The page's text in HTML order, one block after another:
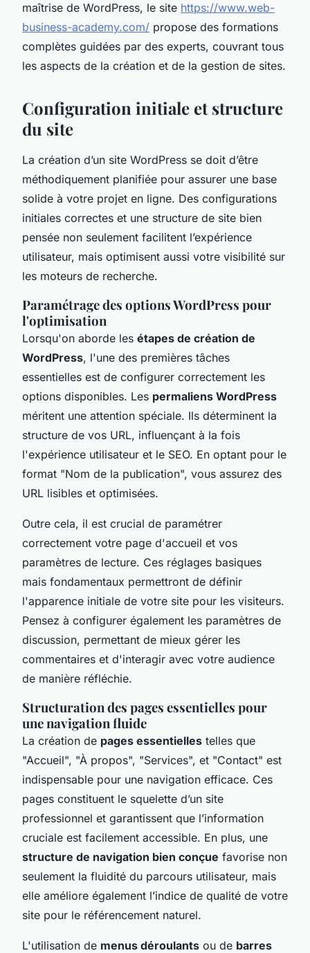
maîtrise de WordPress, le site https://www.web-
business-academy.com/ propose des formations
complètes guidées par des experts, couvrant tous
les aspects de la création et de la gestion de sites.
Configuration initiale et structure
du site
La création d’un site WordPress se doit d’être
méthodiquement planifiée pour assurer une base
solide à votre projet en ligne. Des configurations
initiales correctes et une structure de site bien
pensée non seulement facilitent l’expérience
utilisateur, mais optimisent aussi votre visibilité sur
les moteurs de recherche.
Paramétrage des options WordPress pour
l'optimisation
Lorsqu'on aborde les étapes de création de
WordPress, l'une des premières tâches
essentielles est de configurer correctement les
options disponibles. Les permaliens WordPress
méritent une attention spéciale. Ils déterminent la
structure de vos URL, influençant à la fois
l'expérience utilisateur et le SEO. En optant pour le
format "Nom de la publication", vous assurez des
URL lisibles et optimisées.
Outre cela, il est crucial de paramétrer
correctement votre page d'accueil et vos
paramètres de lecture. Ces réglages basiques
mais fondamentaux permettront de définir
l'apparence initiale de votre site pour les visiteurs.
Pensez à configurer également les paramètres de
discussion, permettant de mieux gérer les
commentaires et d'interagir avec votre audience
de manière réfléchie.
Structuration des pages essentielles pour
une navigation fluide
La création de pages essentielles telles que
"Accueil", "À propos", "Services", et "Contact" est
indispensable pour une navigation efficace. Ces
pages constituent le squelette d’un site
professionnel et garantissent que l’information
cruciale est facilement accessible. En plus, une
structure de navigation bien conçue favorise non
seulement la fluidité du parcours utilisateur, mais
elle améliore également l’indice de qualité de votre
site pour le référencement naturel.
L'utilisation de menus déroulants ou de barres